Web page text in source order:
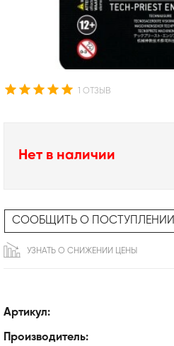
1 ОТЗЫВ
Артикул:
Производитель:
Нет в наличии
СООБЩИТЬ О ПОСТУПЛЕНИИ
УЗНАТЬ О СНИЖЕНИИ ЦЕНЫ